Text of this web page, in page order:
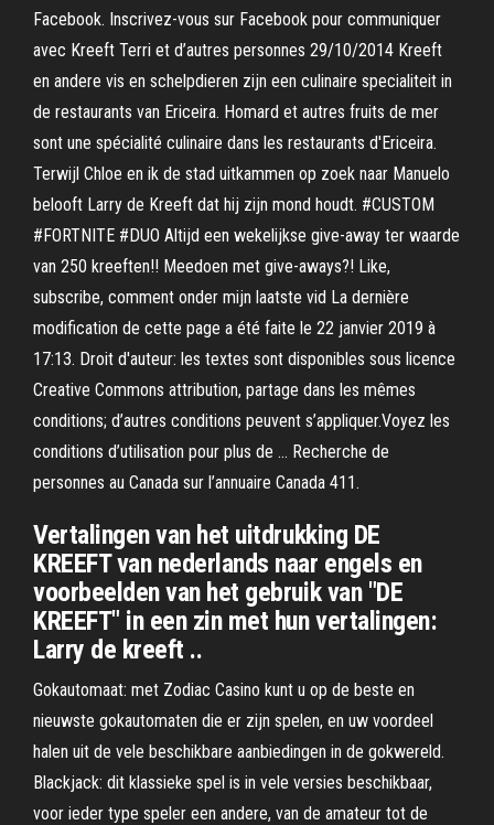
Facebook. Inscrivez-vous sur Facebook pour communiquer
avec Kreeft Terri et d’autres personnes 29/10/2014 Kreeft
en andere vis en schelpdieren zijn een culinaire specialiteit in
de restaurants van Ericeira. Homard et autres fruits de mer
sont une spécialité culinaire dans les restaurants d'Ericeira.
Terwijl Chloe en ik de stad uitkammen op zoek naar Manuelo
belooft Larry de Kreeft dat hij zijn mond houdt. #CUSTOM
#FORTNITE #DUO Altijd een wekelijkse give-away ter waarde
van 250 kreeften!! Meedoen met give-aways?! Like,
subscribe, comment onder mijn laatste vid La dernière
modification de cette page a été faite le 22 janvier 2019 à
17:13. Droit d'auteur: les textes sont disponibles sous licence
Creative Commons attribution, partage dans les mêmes
conditions; d’autres conditions peuvent s’appliquer.Voyez les
conditions d’utilisation pour plus de … Recherche de
personnes au Canada sur l’annuaire Canada 411.
Vertalingen van het uitdrukking DE
KREEFT van nederlands naar engels en
voorbeelden van het gebruik van "DE
KREEFT" in een zin met hun vertalingen:
Larry de kreeft ..
Gokautomaat: met Zodiac Casino kunt u op de beste en
nieuwste gokautomaten die er zijn spelen, en uw voordeel
halen uit de vele beschikbare aanbiedingen in de gokwereld.
Blackjack: dit klassieke spel is in vele versies beschikbaar,
voor ieder type speler een andere, van de amateur tot de